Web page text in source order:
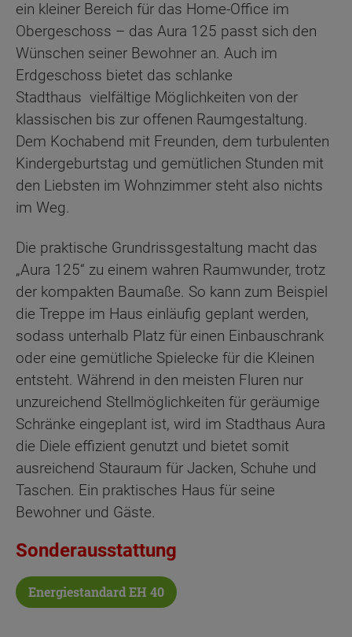
ein kleiner Bereich für das Home-Office im
Obergeschoss – das Aura 125 passt sich den
Wünschen seiner Bewohner an. Auch im
Erdgeschoss bietet das schlanke
Stadthaus vielfältige Möglichkeiten von der
klassischen bis zur offenen Raumgestaltung.
Dem Kochabend mit Freunden, dem turbulenten
Kindergeburtstag und gemütlichen Stunden mit
den Liebsten im Wohnzimmer steht also nichts
im Weg.
Die praktische Grundrissgestaltung macht das
„Aura 125“ zu einem wahren Raumwunder, trotz
der kompakten Baumaße. So kann zum Beispiel
die Treppe im Haus einläufig geplant werden,
sodass unterhalb Platz für einen Einbauschrank
oder eine gemütliche Spielecke für die Kleinen
entsteht. Während in den meisten Fluren nur
unzureichend Stellmöglichkeiten für geräumige
Schränke eingeplant ist, wird im Stadthaus Aura
die Diele effizient genutzt und bietet somit
ausreichend Stauraum für Jacken, Schuhe und
Taschen. Ein praktisches Haus für seine
Bewohner und Gäste.
Sonderausstattung
Energiestandard EH 40